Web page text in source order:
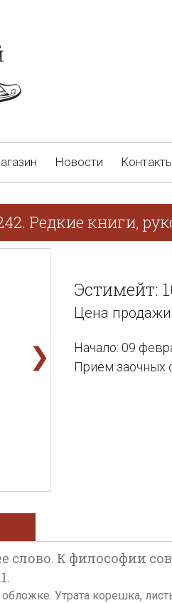
Новости
Редкие книги,
❯
Эстимейт:
Цена
Начало: 09
Прием заочных
слово. К философии
обложке. Утрата корешка,